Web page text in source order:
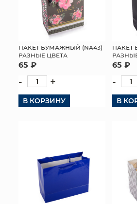
ПАКЕТ БУМАЖНЫЙ (NA43)
РАЗНЫЕ ЦВЕТА
65 ₽
- +
В КОРЗИНУ
ПАКЕТ
65 ₽
-
В